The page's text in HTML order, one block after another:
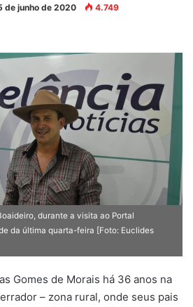
de junho de 2020 4.749
durante a visita ao Portal
da última quarta-feira [Foto: Euclides
Gomes de Morais há 36 anos na
– zona rural, onde seus pais